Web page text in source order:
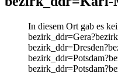
In diesem Ort gab es